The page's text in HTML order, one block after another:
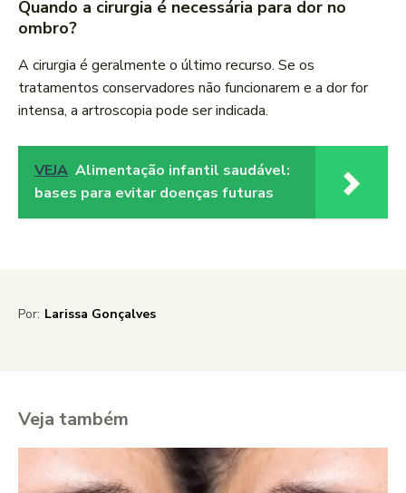
Quando a cirurgia é necessária para dor no
ombro?
A cirurgia é geralmente o último recurso. Se os
tratamentos conservadores não funcionarem e a dor for
intensa, a artroscopia pode ser indicada.
VEJA Alimentação infantil saudável:
bases para evitar doenças futuras
Por: Larissa Gonçalves
Veja também